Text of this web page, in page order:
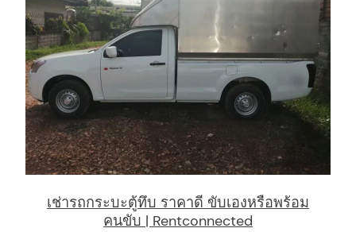
เช่ารถกระบะตู้ทึบ ราคาดี ขับเองหรือพร้อม
คนขับ | Rentconnected